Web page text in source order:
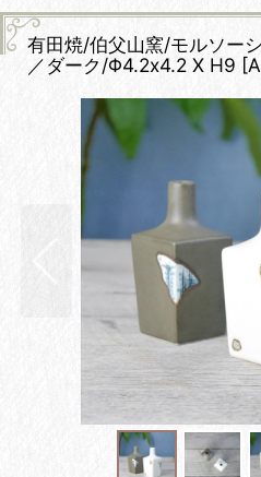
有田焼/伯父山窯/モルソー
／ダーク/Φ4.2x4.2 X H9 [